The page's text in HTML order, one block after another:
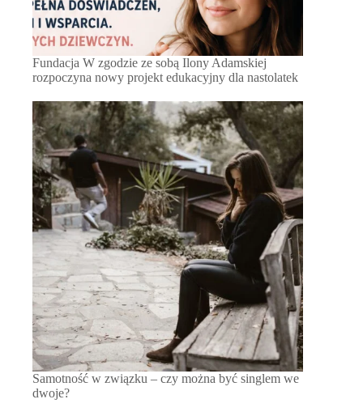
Fundacja W zgodzie ze sobą Ilony Adamskiej
rozpoczyna nowy projekt edukacyjny dla nastolatek
Samotność w związku – czy można być singlem we
dwoje?